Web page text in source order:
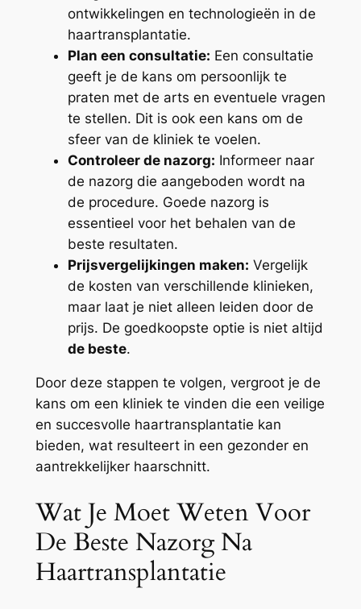
ontwikkelingen en technologieën in de
haartransplantatie.
Plan een consultatie: Een consultatie
geeft je de kans om persoonlijk te
praten met de arts en eventuele vragen
te stellen. Dit is ook een kans om de
sfeer van de kliniek te voelen.
Controleer de nazorg: Informeer naar
de nazorg die aangeboden wordt na
de procedure. Goede nazorg is
essentieel voor het behalen van de
beste resultaten.
Prijsvergelijkingen maken: Vergelijk
de kosten van verschillende klinieken,
maar laat je niet alleen leiden door de
prijs. De goedkoopste optie is niet altijd
de beste.
Door deze stappen te volgen, vergroot je de
kans om een kliniek te vinden die een veilige
en succesvolle haartransplantatie kan
bieden, wat resulteert in een gezonder en
aantrekkelijker haarschnitt.
Wat Je Moet Weten Voor
De Beste Nazorg Na
Haartransplantatie